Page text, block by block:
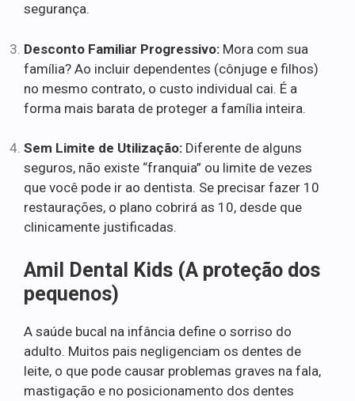
segurança.
Desconto Familiar Progressivo: Mora com sua
família? Ao incluir dependentes (cônjuge e filhos)
no mesmo contrato, o custo individual cai. É a
forma mais barata de proteger a família inteira.
Sem Limite de Utilização: Diferente de alguns
seguros, não existe “franquia” ou limite de vezes
que você pode ir ao dentista. Se precisar fazer 10
restaurações, o plano cobrirá as 10, desde que
clinicamente justificadas.
Amil Dental Kids (A proteção dos
pequenos)
A saúde bucal na infância define o sorriso do
adulto. Muitos pais negligenciam os dentes de
leite, o que pode causar problemas graves na fala,
mastigação e no posicionamento dos dentes